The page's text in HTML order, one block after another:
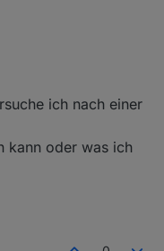
ich nach einer
kann oder was ich